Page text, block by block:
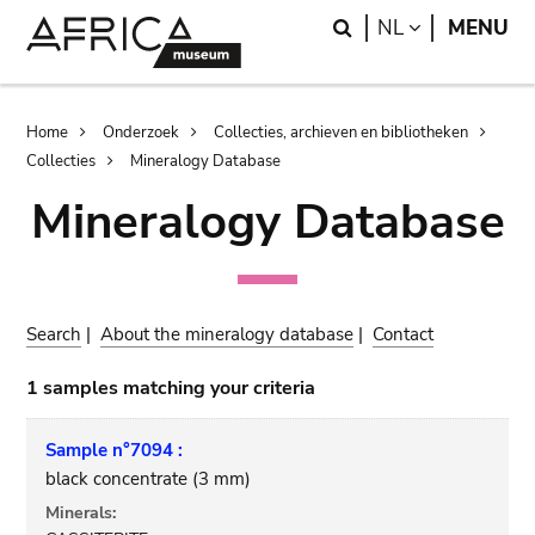
Search
NL LANGUAGE
MENU
Breadcrumb
Home Onderzoek
Collecties, archieven en bibliotheken
Collecties
Mineralogy Database
Mineralogy Database
Search |About the mineralogy database | Contact
1 samples matching your criteria
Sample n°7094 :
black concentrate (3 mm)
Minerals: